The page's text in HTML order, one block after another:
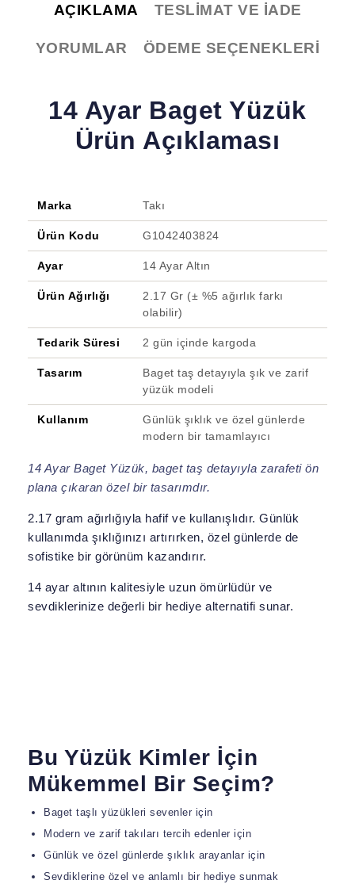
AÇIKLAMA TESLIMAT VE İADE
YORUMLAR ÖDEME SEÇENEKLERI
14 Ayar Baget Yüzük
Ürün Açıklaması
Marka Takı
Ürün Kodu G1042403824
Ayar 14 Ayar Altın
Ürün Ağırlığı
2.17 Gr (± %5 ağırlık farkı
olabilir)
Tedarik Süresi 2 gün içinde kargoda
Tasarım
Baget taş detayıyla şık ve zarif
yüzük modeli
Kullanım
Günlük şıklık ve özel günlerde
modern bir tamamlayıcı
14 Ayar Baget Yüzük, baget taş detayıyla zarafeti ön
plana çıkaran özel bir tasarımdır.
2.17 gram ağırlığıyla hafif ve kullanışlıdır. Günlük
kullanımda şıklığınızı artırırken, özel günlerde de
sofistike bir görünüm kazandırır.
14 ayar altının kalitesiyle uzun ömürlüdür ve
sevdiklerinize değerli bir hediye alternatifi sunar.
Bu Yüzük Kimler İçin
Mükemmel Bir Seçim?
Baget taşlı yüzükleri sevenler için
Modern ve zarif takıları tercih edenler için
Günlük ve özel günlerde şıklık arayanlar için
Sevdiklerine özel ve anlamlı bir hediye sunmak